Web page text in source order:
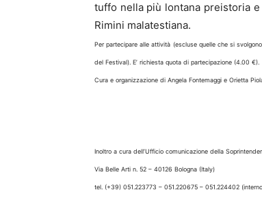
tuffo nella più lontana preistoria e
Rimini malatestiana.
Per partecipare alle attività (escluse quelle che si
del Festival). E’ richiesta quota di partecipazione (4.00 €).
Cura e organizzazione di Angela Fontemaggi e Orietta
Inoltro a cura dell’Ufficio comunicazione della
Via Belle Arti n. 52 – 40126 Bologna (Italy)
tel. (+39) 051.223773 – 051.220675 – 051.224402